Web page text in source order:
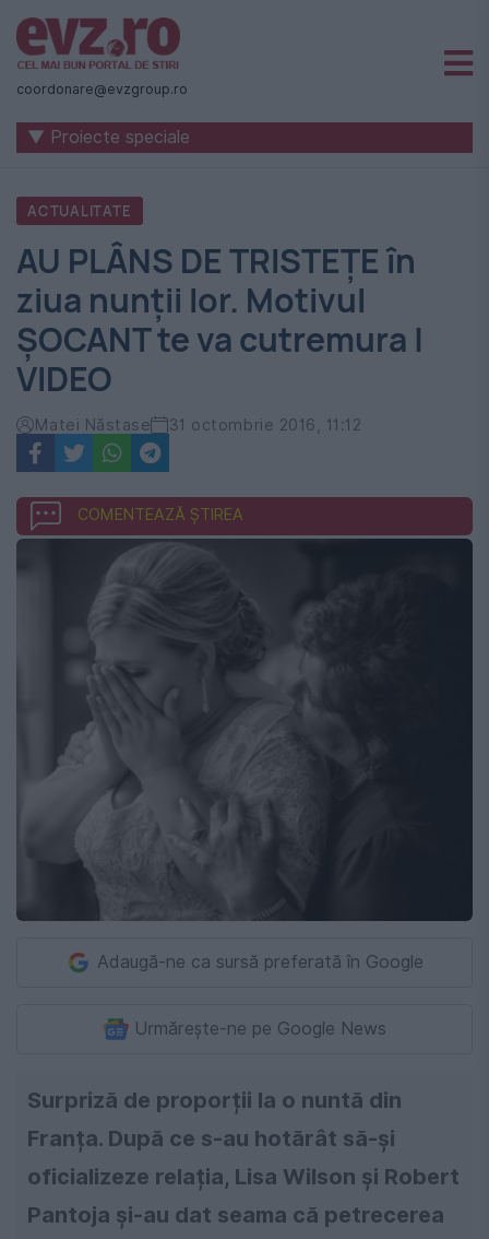
Știri
naționale
internaționale
România
-
Evenimentul
Zilei
coordonare@evzgroup.ro
▼ Proiecte speciale
ACTUALITATE
AU PLÂNS DE TRISTEȚE în
ziua nunții lor. Motivul
ȘOCANT te va cutremura |
VIDEO
Matei Năstase 31 octombrie 2016, 11:12
COMENTEAZĂ ȘTIREA
Adaugă-ne ca sursă preferată în Google
Urmărește-ne pe Google News
Surpriză de proporții la o nuntă din
Franța. După ce s-au hotărât să-și
oficializeze relația, Lisa Wilson și Robert
Pantoja și-au dat seama că petrecerea